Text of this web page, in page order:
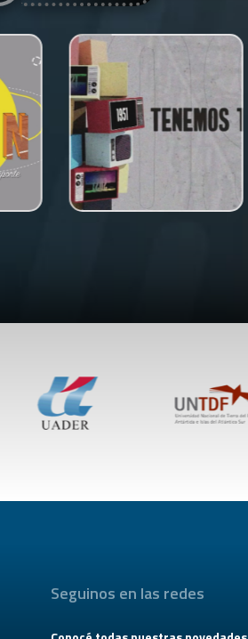
Seguinos en las redes